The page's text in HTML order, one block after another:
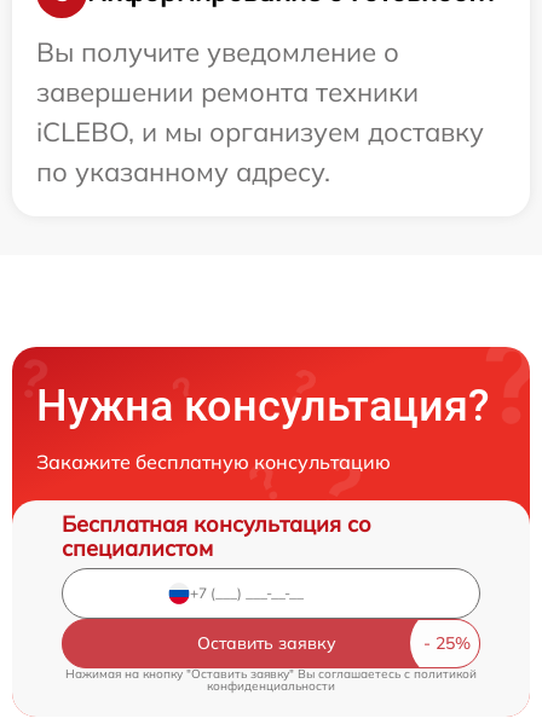
Вы получите уведомление о
завершении ремонта техники
iCLEBO, и мы организуем доставку
по указанному адресу.
Нужна консультация?
Закажите бесплатную консультацию
Бесплатная консультация со
специалистом
Оставить заявку
Нажимая на кнопку "Оставить заявку" Вы соглашаетесь cполитикой
конфиденциальности